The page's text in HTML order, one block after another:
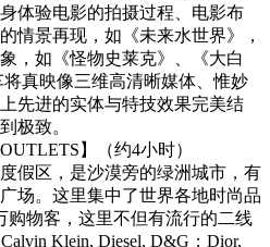
体验电影的拍摄过程、电影布
情景再现，如《未来水世界》，
，如《怪物史莱克》、《大白
真映像三维高清晰媒体、惟妙
先进的实体与特技效果完美结
极致。
】（约4小时）
假区，是沙漠旁的绿洲城市，有
场。这里集中了世界各地时尚品
购物客，这里不但有流行的二线
Klein, Diesel, D&G；Dior,